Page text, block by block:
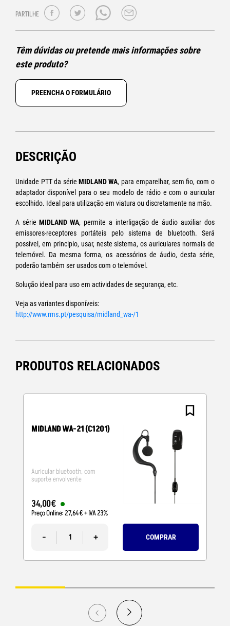
PARTILHE
Têm dúvidas ou pretende mais informações sobre
este produto?
PREENCHA O FORMULÁRIO
DESCRIÇÃO
Unidade PTT da série MIDLAND WA, para emparelhar, sem fio, com o
adaptador disponível para o seu modelo de rádio e com o auricular
escolhido. Ideal para utilização em viatura ou discretamente na mão.
A série MIDLAND WA, permite a interligação de áudio auxiliar dos
emissores-receptores portáteis pelo sistema de bluetooth. Será
possível, em principio, usar, neste sistema, os auriculares normais de
telemóvel. Da mesma forma, os acessórios de áudio, desta série,
poderão também ser usados com o telemóvel.
Solução ideal para uso em actividades de segurança, etc.
Veja as variantes disponíveis:
http://www.rms.pt/pesquisa/midland_wa-/1
PRODUTOS RELACIONADOS
MIDLAND WA-21 (C1201)
Auricular bluetooth, com
suporte envolvente
34,00€
Preço Online: 27,64€+ IVA 23%
- + COMPRAR